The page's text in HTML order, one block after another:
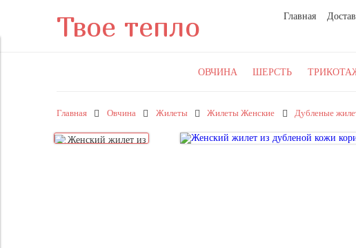
Твое тепло Главная
ОВЧИНА ШЕРСТЬ
Главная Овчина Жилеты Жилеты Женские Дубленые